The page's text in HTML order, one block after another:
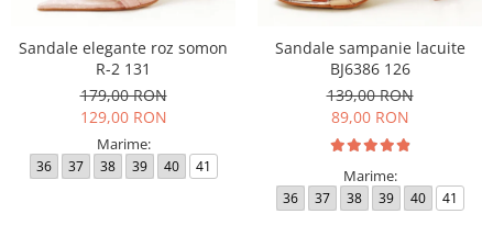
Sandale elegante roz somon
R-2 131
179,00 RON
129,00 RON
Marime:
36 37 38 39 40 41
Sandale sampanie lacuite
BJ6386 126
139,00 RON
89,00 RON
Marime:
36 37 38 39 40 41